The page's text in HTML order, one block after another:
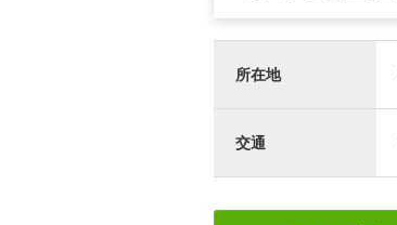
所在地
交通